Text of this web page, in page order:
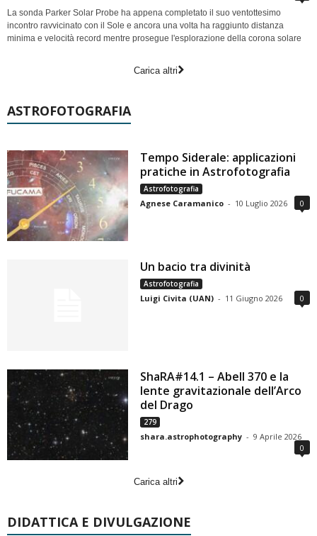
La sonda Parker Solar Probe ha appena completato il suo ventottesimo
incontro ravvicinato con il Sole e ancora una volta ha raggiunto distanza
minima e velocità record mentre prosegue l'esplorazione della corona solare
Carica altri
ASTROFOTOGRAFIA
Tempo Siderale: applicazioni
pratiche in Astrofotografia
Astrofotografia
Agnese Caramanico - 10 Luglio 2026 0
Un bacio tra divinità
Astrofotografia
Luigi Civita (UAN) - 11 Giugno 2026 0
ShaRA#14.1 – Abell 370 e la
lente gravitazionale dell’Arco
del Drago
279
shara.astrophotography - 9 Aprile 2026
0
Carica altri
DIDATTICA E DIVULGAZIONE